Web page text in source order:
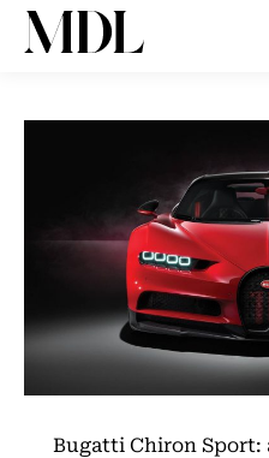
Bugatti Chiron Sport: